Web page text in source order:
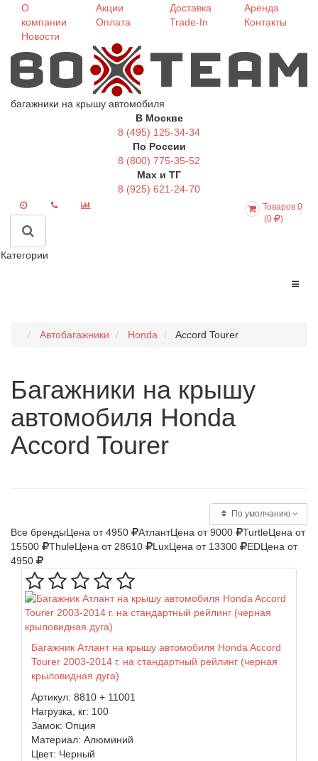
О
компании
Новости
Акции
Оплата
Доставка
Trade-In
Аренда
Контакты
багажники на крышу автомобиля
В Москве
8 (495) 125-34-34
По России
8 (800) 775-35-52
Max и ТГ
8 (925) 621-24-70
Товаров 0
(0
)
Категории
Автобагажники Honda Accord Tourer
Багажники на крышу
автомобиля Honda
Accord Tourer
По умолчанию
Все брендыЦена от 4950 АтлантЦена от 9000 TurtleЦена от
15500
ThuleЦена от 28610 LuxЦена от 13300 EDЦена от
4950
Багажник Атлант на крышу автомобиля Honda Accord
Tourer 2003-2014 г. на стандартный рейлинг (черная
крыловидная дуга)
Артикул: 8810 + 11001
Нагрузка, кг: 100
Замок: Опция
Материал: Алюминий
Цвет: Черный